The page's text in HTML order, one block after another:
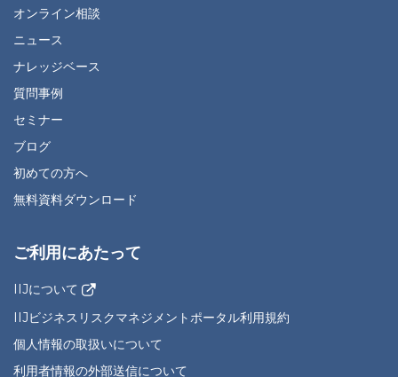
オンライン相談
ニュース
ナレッジベース
質問事例
セミナー
ブログ
初めての方へ
無料資料ダウンロード
ご利用にあたって
IIJについて
IIJビジネスリスクマネジメントポータル利用規約
個人情報の取扱いについて
利用者情報の外部送信について